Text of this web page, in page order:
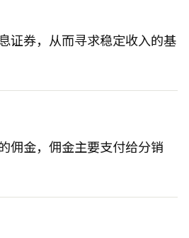
证券，从而寻求稳定收入的基
佣金，佣金主要支付给分销